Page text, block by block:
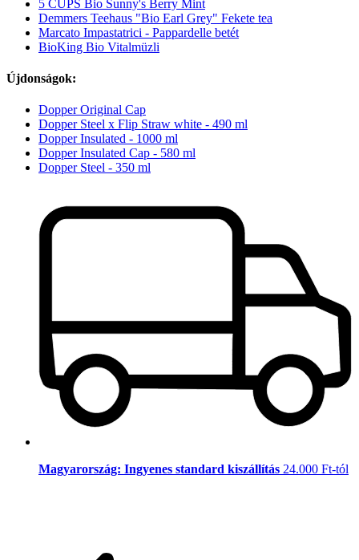
5 CUPS Bio Sunny's Berry Mint
Demmers Teehaus "Bio Earl Grey" Fekete tea
Marcato Impastatrici - Pappardelle betét
BioKing Bio Vitalmüzli
Újdonságok:
Dopper Original Cap
Dopper Steel x Flip Straw white - 490 ml
Dopper Insulated - 1000 ml
Dopper Insulated Cap - 580 ml
Dopper Steel - 350 ml
Magyarország: Ingyenes standard kiszállítás 24.000 Ft-tól